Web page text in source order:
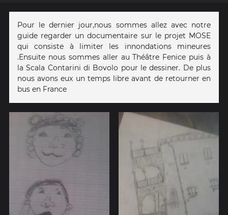
Pour le dernier jour,nous sommes allez avec notre
guide regarder un documentaire sur le projet MOSE
qui consiste à limiter les innondations mineures
.Ensuite nous sommes aller au Théâtre Fenice puis à
la Scala Contarini di Bovolo pour le dessiner. De plus
nous avons eux un temps libre avant de retourner en
bus en France